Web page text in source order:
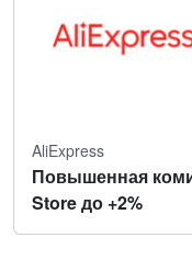
AliExpress
Повышенная
Store до +2%